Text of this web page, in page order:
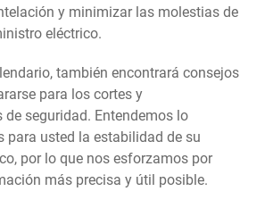
y minimizar las molestias de
eléctrico.
también encontrará consejos
para los cortes y
de seguridad. Entendemos lo
para usted la estabilidad de su
por lo que nos esforzamos por
más precisa y útil posible.